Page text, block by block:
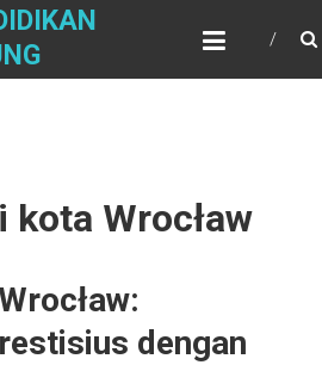
kota Wrocław
dengan